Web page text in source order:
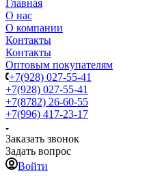
Главная
О нас
О компании
Контакты
Контакты
Оптовым покупателям
+7(928) 027-55-41
+7(928) 027-55-41
+7(8782) 26-60-55
+7(996) 417-23-17
Заказать звонок
Задать вопрос
Войти